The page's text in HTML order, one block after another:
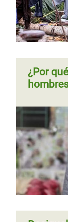
cielo”:
cifras
Paginación
Entre el
¿Por